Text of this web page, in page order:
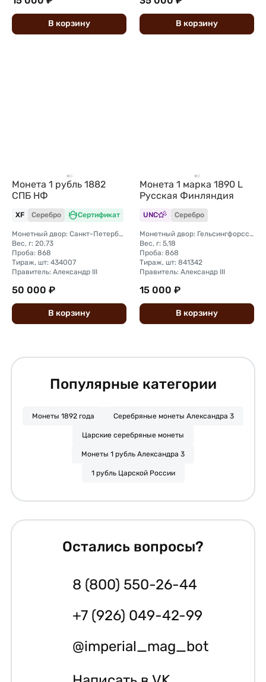
В корзину В корзину
Монета 1 рубль 1882
СПБ НФ
XF Серебро Сертификат
Монетный двор: Санкт-Петербургский монетный двор
Вес, г: 20,73
Проба: 868
Тираж, шт: 434007
Правитель: Александр III
50 000 ₽
В корзину
Монета 1 марка 1890 L
Русская Финляндия
UNC Серебро
Монетный двор: Гельсингфорсский монетный двор (Финляндия)
Вес, г: 5,18
Проба: 868
Тираж, шт: 841342
Правитель: Александр III
15 000 ₽
В корзину
Популярные категории
Монеты 1892 года Серебряные монеты Александра 3
Царские серебряные монеты
Монеты 1 рубль Александра 3
1 рубль Царской России
Остались вопросы?
8 (800) 550-26-44
+7 (926) 049-42-99
@imperial_mag_bot